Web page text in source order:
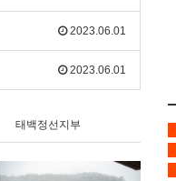
2023.06.01
2023.06.01
태백정선지부